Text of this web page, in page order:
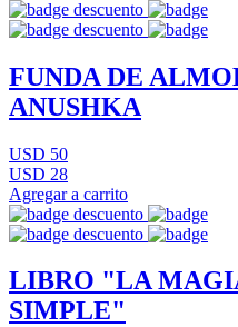
FUNDA DE
ANUSHKA
USD 50
USD 28
Agregar a carrito
LIBRO "LA
SIMPLE"